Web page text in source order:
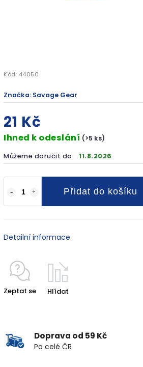
Kód: 44050
Značka: Savage Gear
21 Kč
Ihned k odeslání (>5 ks)
Můžeme doručit do: 11.8.2026
Přidat do košíku
Detailní informace
Zeptat se Hlídat
Doprava od 59 Kč
Po celé ČR